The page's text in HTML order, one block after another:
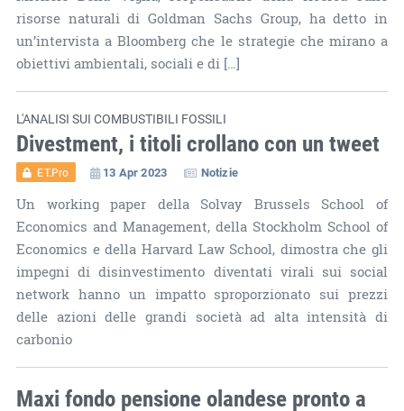
risorse naturali di Goldman Sachs Group, ha detto in
un’intervista a Bloomberg che le strategie che mirano a
obiettivi ambientali, sociali e di […]
L'ANALISI SUI COMBUSTIBILI FOSSILI
Divestment, i titoli crollano con un tweet
ET.Pro 13 Apr 2023 Notizie
Un working paper della Solvay Brussels School of
Economics and Management, della Stockholm School of
Economics e della Harvard Law School, dimostra che gli
impegni di disinvestimento diventati virali sui social
network hanno un impatto sproporzionato sui prezzi
delle azioni delle grandi società ad alta intensità di
carbonio
Maxi fondo pensione olandese pronto a